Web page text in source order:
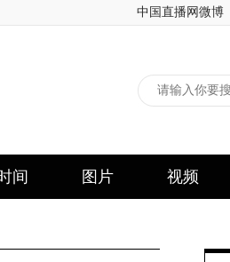
中国直播网微博
间 图片 视频